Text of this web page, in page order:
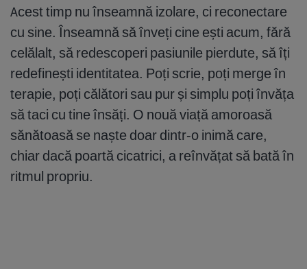
Acest timp nu înseamnă izolare, ci reconectare
cu sine. Înseamnă să înveți cine ești acum, fără
celălalt, să redescoperi pasiunile pierdute, să îți
redefinești identitatea. Poți scrie, poți merge în
terapie, poți călători sau pur și simplu poți învăța
să taci cu tine însăți. O nouă viață amoroasă
sănătoasă se naște doar dintr-o inimă care,
chiar dacă poartă cicatrici, a reînvățat să bată în
ritmul propriu.